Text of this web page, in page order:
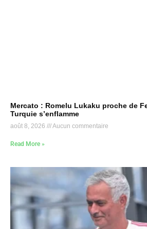
Mercato : Romelu Lukaku proche de
Turquie s’enflamme
août 8, 2026 Aucun commentaire
Read More »